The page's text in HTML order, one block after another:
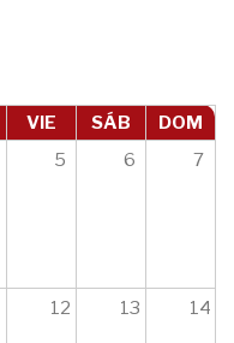
VIE SÁB
DOM
5 6 7
12 13 14